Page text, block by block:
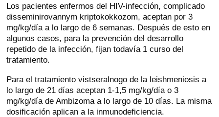
Los pacientes enfermos del HIV-infección, complicado
disseminirovannym kriptokokkozom, aceptan por 3
mg/kg/día a lo largo de 6 semanas. Después de esto en
algunos casos, para la prevención del desarrollo
repetido de la infección, fijan todavía 1 curso del
tratamiento.
Para el tratamiento vistseralnogo de la leishmeniosis a
lo largo de 21 días aceptan 1-1,5 mg/kg/día o 3
mg/kg/día de Ambizoma a lo largo de 10 días. La misma
dosificación aplican a la inmunodeficiencia.